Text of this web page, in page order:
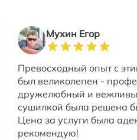
Мухин Егор
Превосходный опыт с
был великолепен -
дружелюбный и
сушилкой была решена
Цена за услуги была
рекомендую!